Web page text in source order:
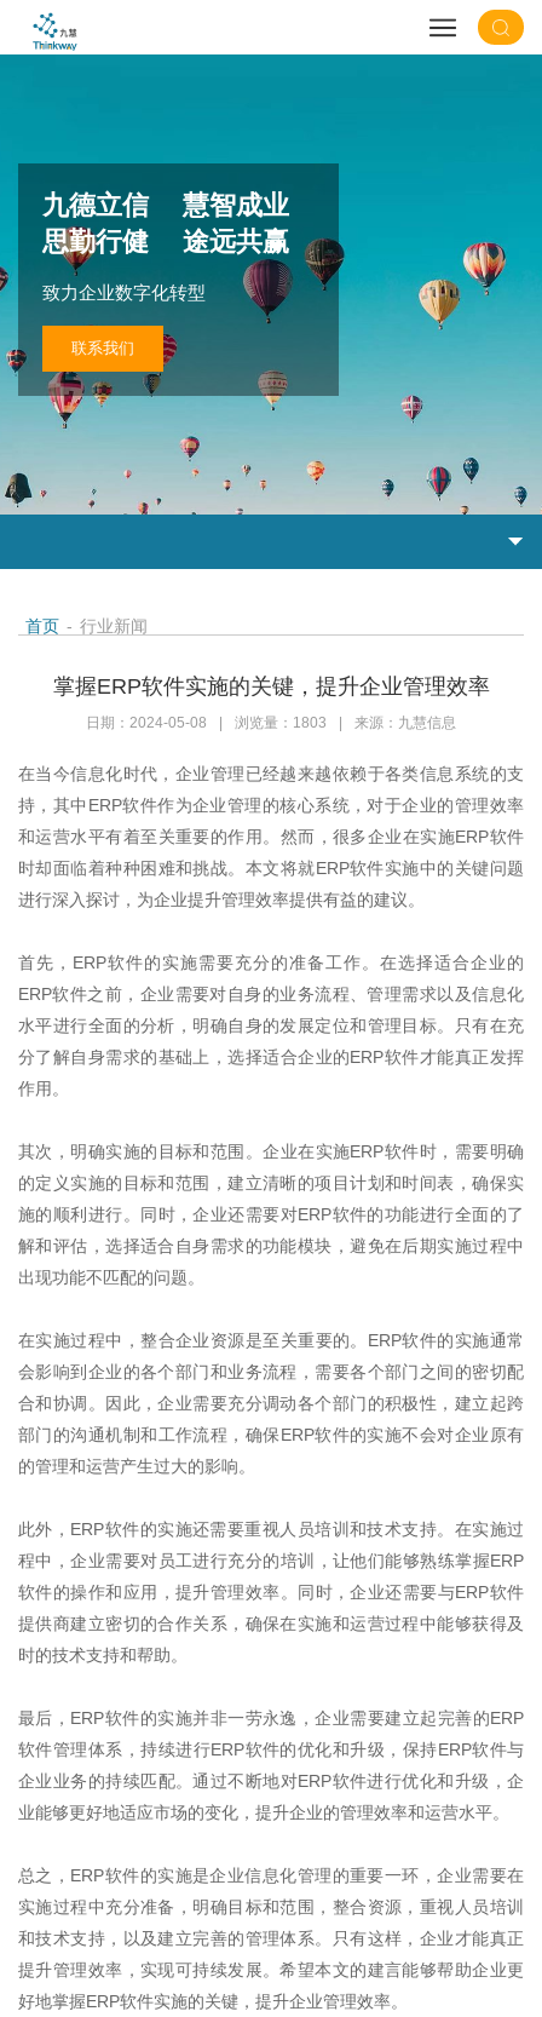
九德立信 慧智成业
思勤行健 途远共赢
致力企业数字化转型
联系我们
首页 - 行业新闻
掌握ERP软件实施的关键，提升企业管理效率
日期：2024-05-08 浏览量：1803 来源：九慧信息
在当今信息化时代，企业管理已经越来越依赖于各类信息系统的支
持，其中 ERP软件作为企业管理的核心系统，对于企业的管理效率
和运营水平有着至关重要的作用。然而，很多企业在实施ERP软件
时却面临着种种困难和挑战。本文将就ERP软件实施中的关键问题
进行深入探讨，为企业提升管理效率提供有益的建议。
首先， ERP软件的实施需要充分的准备工作。在选择适合企业的
ERP软件之前，企业需要对自身的业务流程、管理需求以及信息化
水平进行全面的分析，明确自身的发展定位和管理目标。只有在充
分了解自身需求的基础上，选择适合企业的ERP软件才能真正发挥
作用。
其次，明确实施的目标和范围。企业在实施ERP软件时，需要明确
的定义实施的目标和范围，建立清晰的项目计划和时间表，确保实
施的顺利进行。同时，企业还需要对ERP软件的功能进行全面的了
解和评估，选择适合自身需求的功能模块，避免在后期实施过程中
出现功能不匹配的问题。
在实施过程中，整合企业资源是至关重要的。 ERP软件的实施通常
会影响到企业的各个部门和业务流程，需要各个部门之间的密切配
合和协调。因此，企业需要充分调动各个部门的积极性，建立起跨
部门的沟通机制和工作流程，确保ERP软件的实施不会对企业原有
的管理和运营产生过大的影响。
此外， ERP软件的实施还需要重视人员培训和技术支持。在实施过
程中，企业需要对员工进行充分的培训，让他们能够熟练掌握ERP
软件的操作和应用，提升管理效率。同时，企业还需要与ERP软件
提供商建立密切的合作关系，确保在实施和运营过程中能够获得及
时的技术支持和帮助。
最后， ERP软件的实施并非一劳永逸，企业需要建立起完善的ERP
软件管理体系，持续进行ERP软件的优化和升级，保持ERP软件与
企业业务的持续匹配。通过不断地对ERP软件进行优化和升级，企
业能够更好地适应市场的变化，提升企业的管理效率和运营水平。
总之， ERP软件的实施是企业信息化管理的重要一环，企业需要在
实施过程中充分准备，明确目标和范围，整合资源，重视人员培训
和技术支持，以及建立完善的管理体系。只有这样，企业才能真正
提升管理效率，实现可持续发展。希望本文的建言能够帮助企业更
好地掌握ERP软件实施的关键，提升企业管理效率。